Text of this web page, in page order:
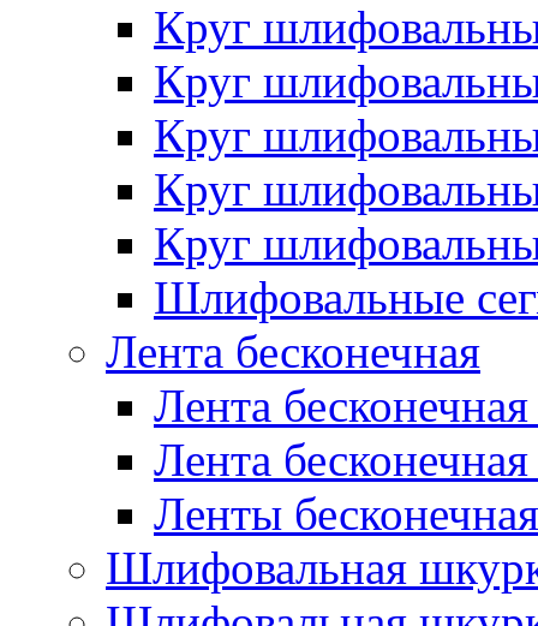
Круг
Круг
Круг
Круг
Круг
Шлифовальные
Лента бесконечная
Лента
Лента
Ленты
Шлифовальная